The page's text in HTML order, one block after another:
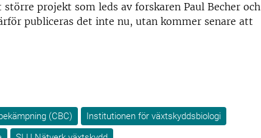
projekt som leds av forskaren Paul Becher och
publiceras det inte nu, utan kommer senare att
(CBC)
Institutionen för växtskyddsbiologi